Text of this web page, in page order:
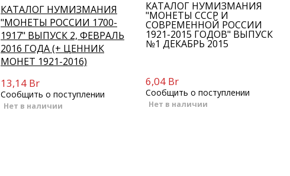
КАТАЛОГ НУМИЗМАНИЯ
"МОНЕТЫ РОССИИ 1700-
1917" ВЫПУСК 2, ФЕВРАЛЬ
2016 ГОДА (+ ЦЕННИК
МОНЕТ 1921-2016)
13,14 Br
Сообщить о поступлении
Нет в наличии
КАТАЛОГ НУМИЗМАНИЯ
"МОНЕТЫ СССР И
СОВРЕМЕННОЙ РОССИИ
1921-2015 ГОДОВ" ВЫПУСК
№1 ДЕКАБРЬ 2015
6,04 Br
Сообщить о поступлении
Нет в наличии